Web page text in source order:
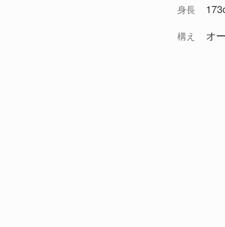
身長
構え オ